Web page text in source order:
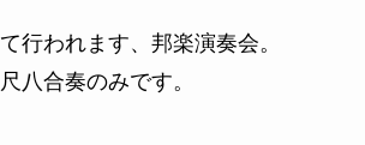
行われます、邦楽演奏会。
八合奏のみです。